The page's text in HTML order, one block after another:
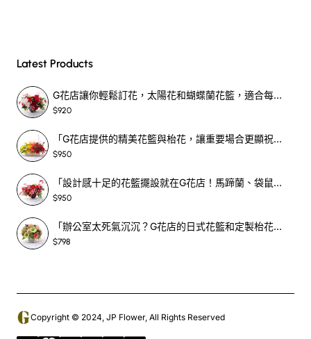
3. 超簡單的訂花流程
記得第一次在G花店訂花，簡單得讓我幾乎不敢相信。以下
是我親身體驗的訂花流程：
選擇花束
提供信息：告訴店員自己的選擇後，他們會要求填寫收
件人的資料，包括地址和電話。
支付過程：支持不同的付款方式，付款透明且簡單。
安排送花
的都市生活中，能找到這樣的平價花店，真的讓人倍感珍
惜。
Latest Products
G花店讓你輕鬆訂花，太陽花和蝴蝶蘭花籃，適合每個重要時刻！-SF390
$920
「G花店提供的精美花籃與枱花，讓重要場合更顯祝賀與喜悅，適合各種用場！」-SF398
$950
「設計感十足的花籃擺設就在G花店！馬蹄蘭、袋鼠爪、罌粟花，為你的重大場合增光添彩！」-SF209
$950
「辦公室太死氣沉沉？G花店的日式花籃和定製枱花，為你帶來新鮮感！」-SF465
$798
Copyright © 2024, JP Flower, All Rights Reserved